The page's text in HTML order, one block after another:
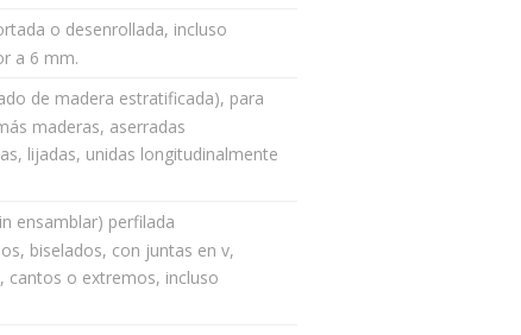
o desenrollada, incluso
a 6 mm.
de madera estratificada), para
maderas, aserradas
lijadas, unidas longitudinalmente
ensamblar) perfilada
biselados, con juntas en v,
cantos o extremos, incluso